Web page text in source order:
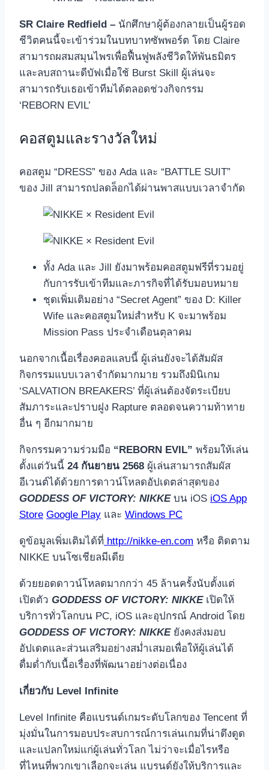
SR Claire Redfield – นักศึกษาผู้ต้องกลายเป็นผู้รอด
ชีวิตคนนี้จะเข้าร่วมในบทบาทซัพพอร์ต โดย Claire
สามารถผสมสมุนไพรเพื่อฟื้นฟูพลังชีวิตให้พันธมิตร
และลบสถานะดีบัฟเมื่อใช้ Burst Skill ผู้เล่นจะ
สามารถรับเธอเข้าทีมได้ตลอดช่วงกิจกรรม
‘REBORN EVIL’
คอสตูมและรางวัลใหม่
คอสตูม “DRESS” ของ Ada และ “BATTLE SUIT”
ของ Jill สามารถปลดล็อกได้ผ่านพาสแบบเวลาจำกัด
ทั้ง Ada และ Jill ยังมาพร้อมคอสตูมฟรีที่รวมอยู่
กับการรับเข้าทีมและภารกิจที่ได้รับมอบหมาย
ชุดเพิ่มเติมอย่าง “Secret Agent” ของ D: Killer
Wife และคอสตูมใหม่สำหรับ K จะมาพร้อม
Mission Pass ประจำเดือนตุลาคม
นอกจากเนื้อเรื่องคอลแลบนี้ ผู้เล่นยังจะได้สัมผัส
กิจกรรมแบบเวลาจำกัดมากมาย รวมถึงมินิเกม
‘SALVATION BREAKERS’ ที่ผู้เล่นต้องจัดระเบียบ
สัมภาระและปราบฝูง Rapture ตลอดจนความท้าทาย
อื่น ๆ อีกมากมาย
กิจกรรมความร่วมมือ “REBORN EVIL” พร้อมให้เล่น
ตั้งแต่วันนี้ 24 กันยายน 2568 ผู้เล่นสามารถสัมผัส
อีเวนต์ได้ด้วยการดาวน์โหลดอัปเดตล่าสุดของ
GODDESS OF VICTORY: NIKKEบน iOS iOS App
Store Google Play และ Windows PC
ดูข้อมูลเพิ่มเติมได้ที่ http://nikke-en.com หรือ ติดตาม
NIKKE บนโซเชียลมีเดีย
ด้วยยอดดาวน์โหลดมากกว่า 45 ล้านครั้งนับตั้งแต่
เปิดตัว GODDESS OF VICTORY: NIKKEเปิดให้
บริการทั่วโลกบน PC, iOS และอุปกรณ์ Android โดย
GODDESS OF VICTORY: NIKKEยังคงส่งมอบ
อัปเดตและส่วนเสริมอย่างสม่ำเสมอเพื่อให้ผู้เล่นได้
ดื่มด่ำกับเนื้อเรื่องที่พัฒนาอย่างต่อเนื่อง
เกี่ยวกับ Level Infinite
Level Infinite คือแบรนด์เกมระดับโลกของ Tencent ที่
มุ่งมั่นในการมอบประสบการณ์การเล่นเกมที่น่าดึงดูด
และแปลกใหม่แก่ผู้เล่นทั่วโลก ไม่ว่าจะเมื่อไรหรือ
ที่ไหนที่พวกเขาเลือกจะเล่น แบรนด์ยังให้บริการและ